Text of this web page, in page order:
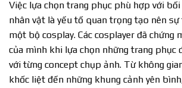
Việc lựa chọn trang phục phù hợp với
nhân vật là yếu tố quan trọng tạo nên sự
một bộ cosplay. Các cosplayer đã chứng
của mình khi lựa chọn những trang phục
với từng concept chụp ảnh. Từ không
khốc liệt đến những khung cảnh yên